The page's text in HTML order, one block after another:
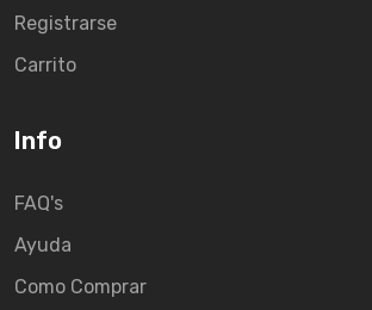
Registrarse
Carrito
Info
FAQ's
Ayuda
Como Comprar